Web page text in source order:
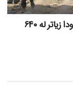
نەتەوە یەکگرتووەکان: لە سێ مانگی ڕابردوودا زیاتر لە 640